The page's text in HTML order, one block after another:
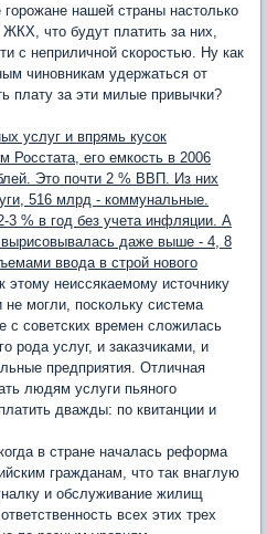
нашей страны настолько
ЖКХ, что будут платить за них,
с неприличной скоростью. Ну как
чиновникам удержаться от
плату за эти милые привычки?
услуг и впрямь кусок
Росстата, его емкость в 2006
Это почти 2 % ВВП. Из них
516 млрд - коммунальные.
3 % в год без учета инфляции. А
даже выше - 4, 8
ввода в строй нового
этому неиссякаемому источнику
не могли, поскольку система
советских времен сложилась
рода услуг, и заказчиками, и
предприятия. Отличная
людям услуги пьяного
дважды: по квитанции и
в стране началась реформа
гражданам, что так внаглую
и обслуживание жилищ
всех этих трех